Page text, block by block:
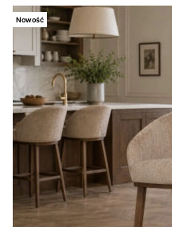
Nowość